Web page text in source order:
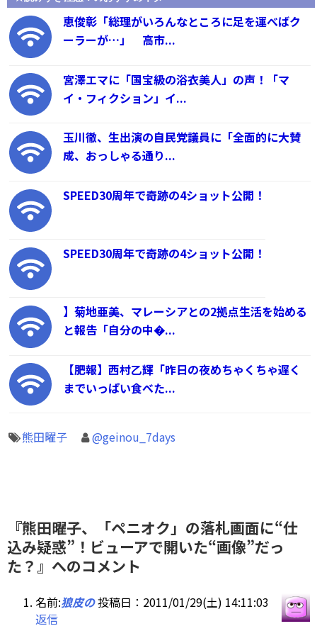
恵俊彰「総理がいろんなところに足を運べばク
ーラーが…」 高市...
宮澤エマに「国宝級の浴衣美人」の声！「マ
イ・フィクション」イ...
玉川徹、生出演の自民党議員に「全面的に大賛
成、おっしゃる通り...
SPEED30周年で奇跡の4ショット公開！
SPEED30周年で奇跡の4ショット公開！
】菊地亜美、マレーシアとの2拠点生活を始める
と報告「自分の中�...
【肥報】西村乙輝「昨日の夜めちゃくちゃ遅く
までいっぱい食べた...
熊田曜子 @geinou_7days
『熊田曜子、「ペニオク」の落札画面に“仕
込み疑惑”！ビューアで開いた“画像”だっ
た？』へのコメント
名前:狼皮の投稿日：2011/01/29(土) 14:11:03
返信